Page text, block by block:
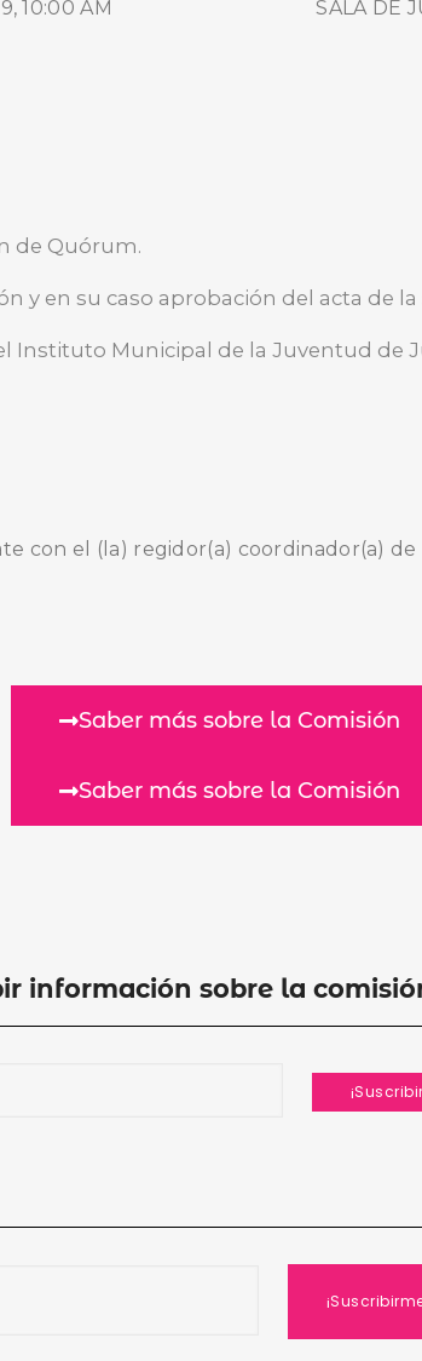
BUSCA AQUÍ
10:00 AM SALA DE
de Quórum.
y en su caso aprobación del acta de
Instituto Municipal de la Juventud de
con el (la) regidor(a) coordinador(a) de
Saber más sobre la Comisión
Saber más sobre la Comisión
información sobre la